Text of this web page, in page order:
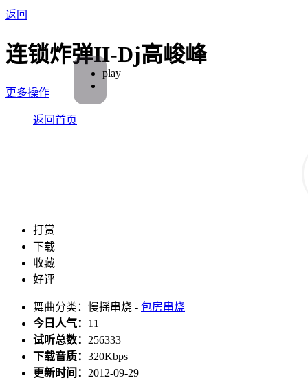
返回
连锁炸弹II-Dj高峻峰
更多操作
返回首页
打赏
下载
收藏
好评
舞曲分类：慢摇串烧 - 包房串烧
今日人气： 11
试听总数： 256333
下载音质： 320Kbps
更新时间： 2012-09-29
play